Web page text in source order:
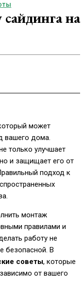
на
может
вашего дома.
только улучшает
но и защищает его от
подход к
монтаж
правилами и
работу не
безопасной. В
советы, которые
от вашего